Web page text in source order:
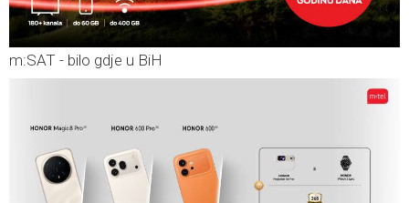
m:SAT - bilo gdje u BiH